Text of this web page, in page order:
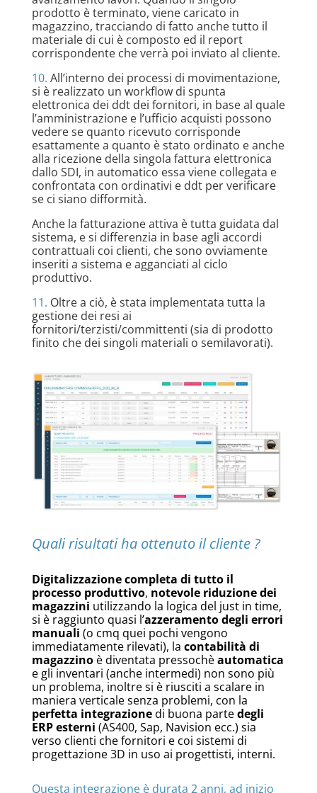
prodotto è terminato, viene caricato in
magazzino, tracciando di fatto anche tutto il
materiale di cui è composto ed il report
corrispondente che verrà poi inviato al cliente.
10. All’interno dei processi di movimentazione,
si è realizzato un workflow di spunta
elettronica dei ddt dei fornitori, in base al quale
l’amministrazione e l’ufficio acquisti possono
vedere se quanto ricevuto corrisponde
esattamente a quanto è stato ordinato e anche
alla ricezione della singola fattura elettronica
dallo SDI, in automatico essa viene collegata e
confrontata con ordinativi e ddt per verificare
se ci siano difformità.
Anche la fatturazione attiva è tutta guidata dal
sistema, e si differenzia in base agli accordi
contrattuali coi clienti, che sono ovviamente
inseriti a sistema e agganciati al ciclo
produttivo.
11. Oltre a ciò, è stata implementata tutta la
gestione dei resi ai
fornitori/terzisti/committenti (sia di prodotto
finito che dei singoli materiali o semilavorati).
Quali risultati ha ottenuto il cliente ?
Digitalizzazione completa di tutto il
processo produttivo, notevole riduzione dei
magazzini utilizzando la logica del just in time,
si è raggiunto quasi l’azzeramento degli errori
manuali (o cmq quei pochi vengono
immediatamente rilevati), la contabilità di
magazzinoè diventata pressochèautomatica
e gli inventari (anche intermedi) non sono più
un problema, inoltre si è riusciti a scalare in
maniera verticale senza problemi, con la
perfetta integrazionedi buona partedegli
ERP esterni (AS400, Sap, Navision ecc.) sia
verso clienti che fornitori e coi sistemi di
progettazione 3D in uso ai progettisti, interni.
Questa integrazione è durata 2 anni, ad inizio